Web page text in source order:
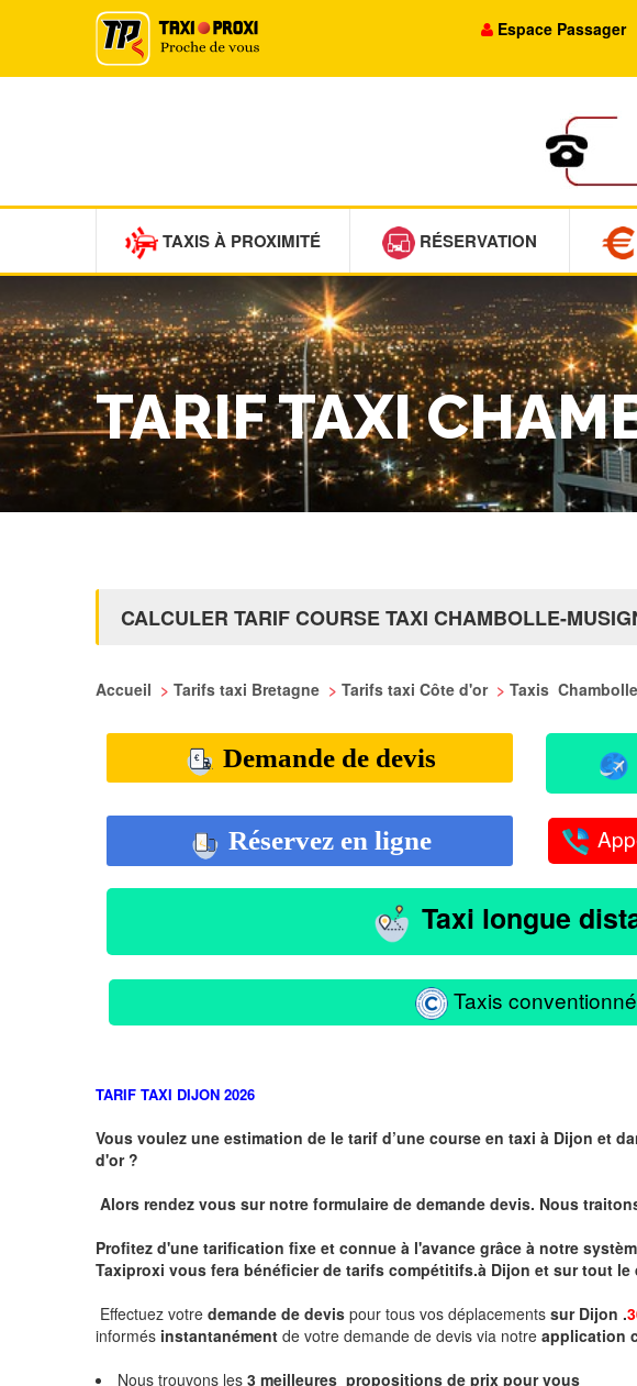
Espace Passager
TAXIS À PROXIMITÉ RÉSERVATION
TARIF TAXI
CALCULER TARIF COURSE TAXI CHAMBOLLE-
Accueil > Tarifs taxi Bretagne > Tarifs taxi Côte d'or > Taxis
Demande de devis
Réservez en ligne
Taxi longue
Taxis
TARIF TAXI DIJON 2026
Vous voulez une estimation de le tarif d’une course en taxi à Dijon et
d'or ?
Alors rendez vous sur notre formulaire de demande devis. Nous
Profitez d'une tarification fixe et connue à l'avance grâce à notre
Taxiproxi vous fera bénéficier de tarifs compétitifs.à Dijon et sur tout le
Effectuez votre demande de devis pour tous vos déplacements sur Dijon .
informés instantanément de votre demande de devis via notre application
Nous trouvons les 3 meilleures propositions de prix pour vous